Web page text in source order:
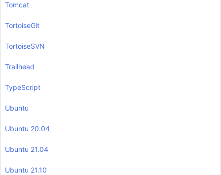
Tomcat
TortoiseGit
TortoiseSVN
Trailhead
TypeScript
Ubuntu
Ubuntu 20.04
Ubuntu 21.04
Ubuntu 21.10